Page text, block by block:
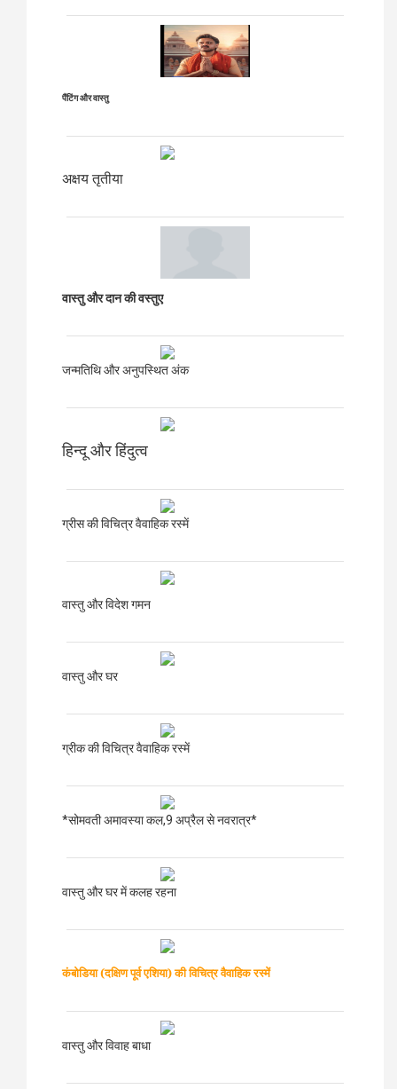
पैंटिंग और वास्तु
अक्षय तृतीया
वास्तु और दान की वस्तुए
जन्मतिथि और अनुपस्थित अंक
हिन्दू और हिंदुत्व
ग्रीस की विचित्र वैवाहिक रस्में
वास्तु और विदेश गमन
वास्तु और घर
ग्रीक की विचित्र वैवाहिक रस्में
*सोमवती अमावस्या कल,9 अप्रैल से नवरात्र*
वास्तु और घर में कलह रहना
कंबोडिया (दक्षिण पूर्व एशिया) की विचित्र वैवाहिक रस्में
वास्तु और विवाह बाधा